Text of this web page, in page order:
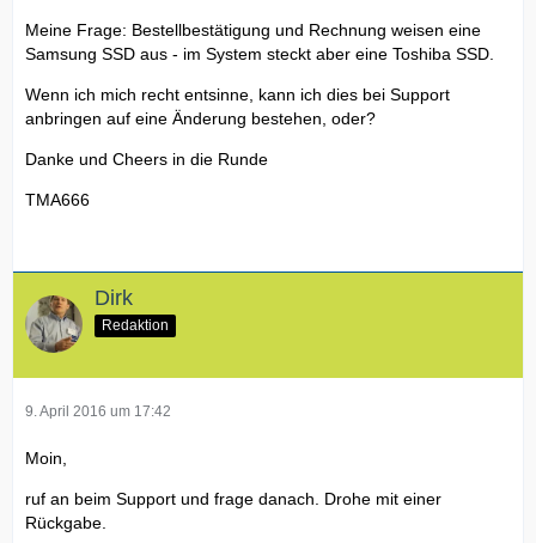
Meine Frage: Bestellbestätigung und Rechnung weisen eine
Samsung SSD aus - im System steckt aber eine Toshiba SSD.
Wenn ich mich recht entsinne, kann ich dies bei Support
anbringen auf eine Änderung bestehen, oder?
Danke und Cheers in die Runde
TMA666
Dirk
Redaktion
9. April 2016 um 17:42
Moin,
ruf an beim Support und frage danach. Drohe mit einer
Rückgabe.